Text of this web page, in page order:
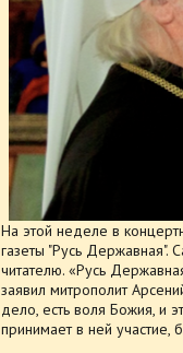
На этой неделе в
газеты "Русь Державная".
читателю. «Русь
заявил митрополит
дело, есть воля Божия, и
принимает в ней участие,